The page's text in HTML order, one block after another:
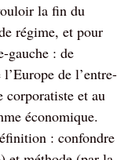
la fin du
régime, et pour
gauche : de
de l’entre-
corporatiste et au
économique.
: confondre